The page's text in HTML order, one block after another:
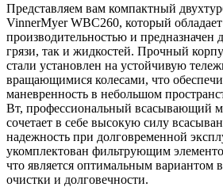
Представляем вам компактный
VinnerMyer WBC260, который
производительностью и предназначен
грязи, так и жидкостей. Прочный
стали установлен на устойчивую
вращающимися колесами, что
маневренность в небольшом
Вт, профессиональный всасывающий
сочетает в себе высокую силу
надежность при долговременной
укомплектован фильтрующим
что является оптимальным вариантом
очистки и долговечности.